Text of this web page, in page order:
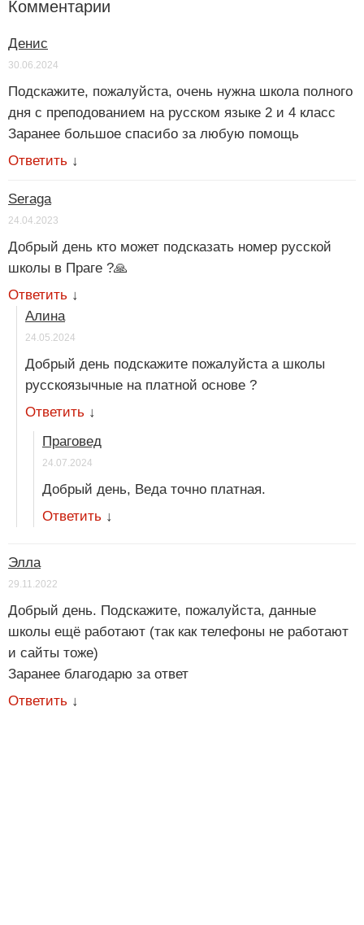
Комментарии
Денис
30.06.2024
Подскажите, пожалуйста, очень нужна школа полного
дня с преподованием на русском языке 2 и 4 класс
Заранее большое спасибо за любую помощь
Ответить ↓
Seraga
24.04.2023
Добрый день кто может подсказать номер русской
школы в Праге ?🙏
Ответить ↓
Алина
24.05.2024
Добрый день подскажите пожалуйста а школы
русскоязычные на платной основе ?
Ответить ↓
Праговед
24.07.2024
Добрый день, Веда точно платная.
Ответить ↓
Элла
29.11.2022
Добрый день. Подскажите, пожалуйста, данные
школы ещё работают (так как телефоны не работают
и сайты тоже)
Заранее благодарю за ответ
Ответить ↓